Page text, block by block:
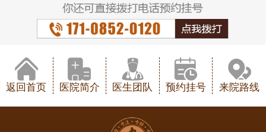
返回首页 医院简介 医生团队 预约挂号 来院路线